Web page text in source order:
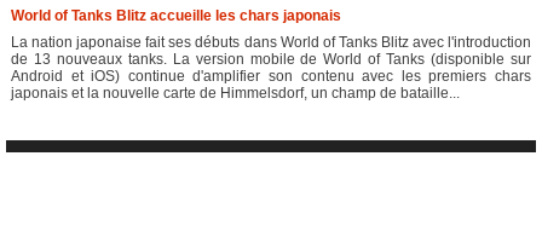
World of Tanks Blitz accueille les chars japonais
La nation japonaise fait ses débuts dans World of Tanks Blitz avec l'introduction
de 13 nouveaux tanks. La version mobile de World of Tanks (disponible sur
Android et iOS) continue d'amplifier son contenu avec les premiers chars
japonais et la nouvelle carte de Himmelsdorf, un champ de bataille...